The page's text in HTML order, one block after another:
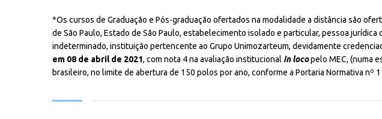
*Os cursos de Graduação e Pós-graduação ofertados na modalidade a distância são
de São Paulo, Estado de São Paulo, estabelecimento isolado e particular, pessoa
indeterminado, instituição pertencente ao Grupo Unimozarteum, devidamente
em 08 de abril de 2021, com nota 4 na avaliação institucional in locopelo MEC, (numa
brasileiro, no limite de abertura de 150 polos por ano, conforme a Portaria Normativa nº